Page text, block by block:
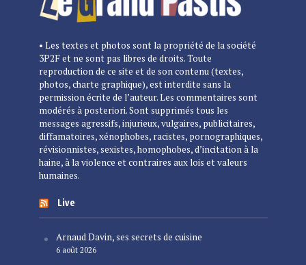
• Les textes et photos sont la propriété de la société
3P2F et ne sont pas libres de droits. Toute
reproduction de ce site et de son contenu (textes,
photos, charte graphique), est interdite sans la
permission écrite de l’auteur. Les commentaires sont
modérés à posteriori. Sont supprimés tous les
messages agressifs, injurieux, vulgaires, publicitaires,
diffamatoires, xénophobes, racistes, pornographiques,
révisionnistes, sexistes, homophobes, d’incitation à la
haine, à la violence et contraires aux lois et valeurs
humaines.
Live
Arnaud Davin, ses secrets de cuisine
6 août 2026